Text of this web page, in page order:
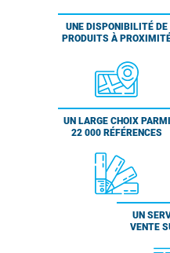
UNE DISPONIBILITÉ DE
PRODUITS À
UN LARGE CHOIX PARMI
22 000 RÉFÉRENCES
UN
VENTE